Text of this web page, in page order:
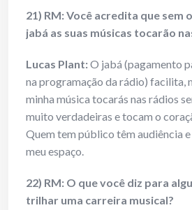
21) RM: Você acredita que sem
jabá as suas músicas tocarão
Lucas Plant:O jabá (pagamento
na programação da rádio) facilita,
minha música tocarás nas rádios
muito verdadeiras e tocam o
Quem tem público têm audiência
meu espaço.
22) RM: O que você diz para
trilhar uma carreira musical?